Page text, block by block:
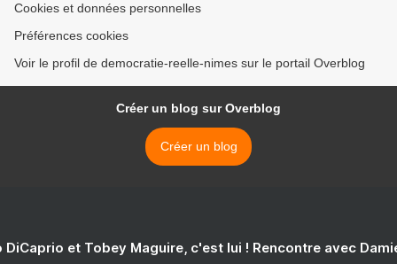
Cookies et données personnelles
Préférences cookies
Voir le profil de democratie-reelle-nimes sur le portail Overblog
Créer un blog sur Overblog
Créer un blog
DiCaprio et Tobey Maguire, c'est lui ! Rencontre avec